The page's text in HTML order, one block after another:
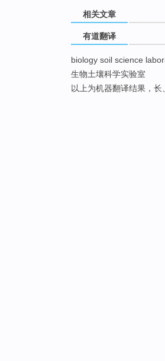
相关文章
有道翻译
biology soil science
生物土壤科学实验室
以上为机器翻译结果，长